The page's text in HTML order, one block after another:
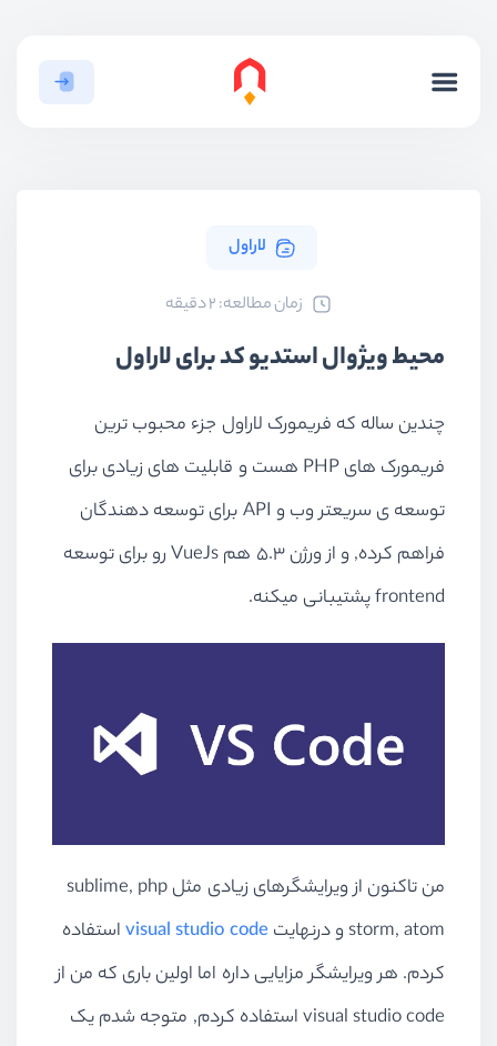
لاراول
ﺯﻣﺎﻥ ﻣﻄﺎﻟﻌﻪ: 2 دقیقه
محیط ویژوال استدیو کد برای لاراول
چندین ساله که فریمورک لاراول جزء محبوب ترین
فریمورک های PHP هست و قابلیت های زیادی برای
توسعه ی سریعتر وب و API برای توسعه دهندگان
فراهم کرده, و از ورژن 5.3 هم VueJs رو برای توسعه
frontend پشتیبانی میکنه.
من تاکنون از ویرایشگرهای زیادی مثل sublime, php
storm, atom و درنهایت
visual studio codeاستفاده
کردم. هر ویرایشگر مزایایی داره اما اولین باری که من از
visual studio code استفاده کردم, متوجه شدم یک